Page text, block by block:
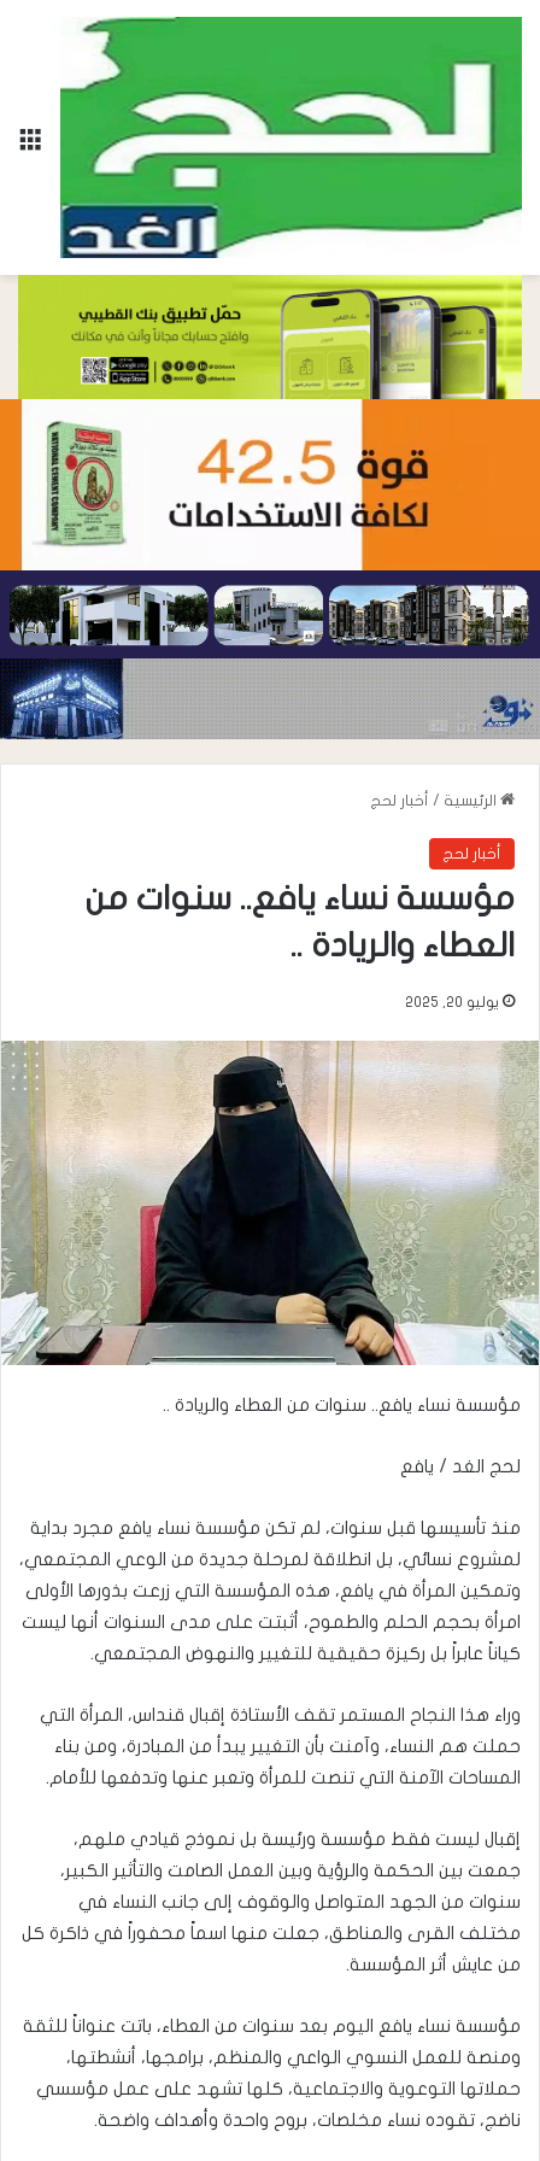
الرئيسية / أخبار لحج
أخبار لحج
مؤسسة نساء يافع.. سنوات من
العطاء والريادة ..
يوليو 20, 2025
مؤسسة نساء يافع.. سنوات من العطاء والريادة ..
لحج الغد / يافع
منذ تأسيسها قبل سنوات، لم تكن مؤسسة نساء يافع مجرد بداية
لمشروع نسائي، بل انطلاقة لمرحلة جديدة من الوعي المجتمعي،
وتمكين المرأة في يافع، هذه المؤسسة التي زرعت بذورها الأولى
امرأة بحجم الحلم والطموح، أثبتت على مدى السنوات أنها ليست
كياناً عابراً بل ركيزة حقيقية للتغيير والنهوض المجتمعي.
وراء هذا النجاح المستمر تقف الأستاذة إقبال قنداس، المرأة التي
حملت هم النساء، وآمنت بأن التغيير يبدأ من المبادرة، ومن بناء
المساحات الآمنة التي تنصت للمرأة وتعبر عنها وتدفعها للأمام.
إقبال ليست فقط مؤسسة ورئيسة بل نموذج قيادي ملهم،
جمعت بين الحكمة والرؤية وبين العمل الصامت والتأثير الكبير،
سنوات من الجهد المتواصل والوقوف إلى جانب النساء في
مختلف القرى والمناطق، جعلت منها اسماً محفوراً في ذاكرة كل
من عايش أثر المؤسسة.
مؤسسة نساء يافع اليوم بعد سنوات من العطاء، باتت عنواناً للثقة
ومنصة للعمل النسوي الواعي والمنظم، برامجها، أنشطتها،
حملاتها التوعوية والاجتماعية، كلها تشهد على عمل مؤسسي
ناضج، تقوده نساء مخلصات، بروح واحدة وأهداف واضحة.